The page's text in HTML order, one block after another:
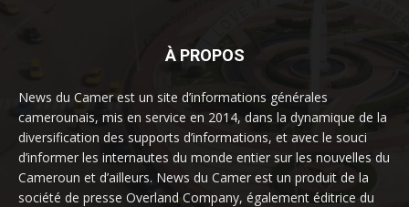
À PROPOS
News du Camer est un site d’informations générales
camerounais, mis en service en 2014, dans la dynamique de la
diversification des supports d’informations, et avec le souci
d’informer les internautes du monde entier sur les nouvelles du
Cameroun et d’ailleurs. News du Camer est un produit de la
société de presse Overland Company, également éditrice du